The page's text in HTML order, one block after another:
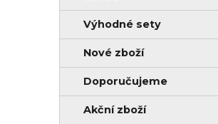
Výhodné sety
Nové zboží
Doporučujeme
Akční zboží